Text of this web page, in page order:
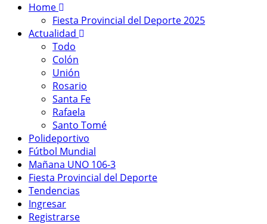
Home
Fiesta Provincial del Deporte 2025
Actualidad
Todo
Colón
Unión
Rosario
Santa Fe
Rafaela
Santo Tomé
Polideportivo
Fútbol Mundial
Mañana UNO 106-3
Fiesta Provincial del Deporte
Tendencias
Ingresar
Registrarse